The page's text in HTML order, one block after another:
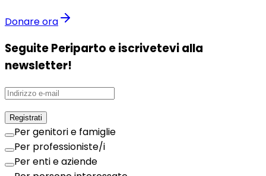
Donare ora
Seguite Periparto e iscrivetevi alla
newsletter!
Registrati
Per genitori e famiglie
Per professioniste/i
Per enti e aziende